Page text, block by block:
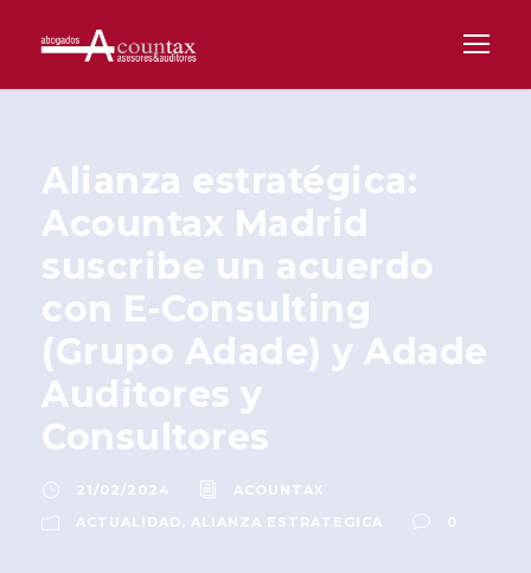
Alianza estratégica:
Acountax Madrid
suscribe un acuerdo
con E-Consulting
(Grupo Adade) y Adade
Auditores y
Consultores
21/02/2024
ACOUNTAX
ACTUALIDAD , ALIANZA ESTRATEGICA 0